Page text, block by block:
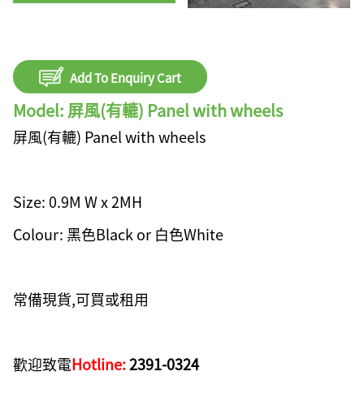
Add To Enquiry Cart
Model: 屏風(有轆) Panel with wheels
屏風(有轆) Panel with wheels
Size: 0.9M W x 2MH
Colour: 黑色Black or 白色White
常備現貨,可買或租用
歡迎致電Hotline:2391-0324